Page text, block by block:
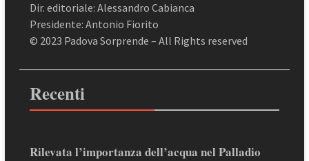
Dir. editoriale: Alessandro Cabianca
Presidente: Antonio Fiorito
© 2023 Padova Sorprende – All Rights reserved
Recenti
Rilevata l’importanza dell’acqua nel Palladio